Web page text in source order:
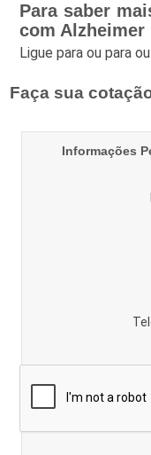
Para saber
com Alzheimer
Ligue paraou paraou
Faça sua
Informações